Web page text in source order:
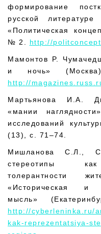
формирование
русской
«Политическая
№ 2. http://
Мамонтов Р.
и ночь»
http://
Мартьянова И.А.
«мании
исследований
(13), с. 71–74.
Мишланова С.Л.,
стереотипы как
толерантности
«Историческая и
мысль»
http://cyberleninka.ru/
kak-reprezentatsiya-